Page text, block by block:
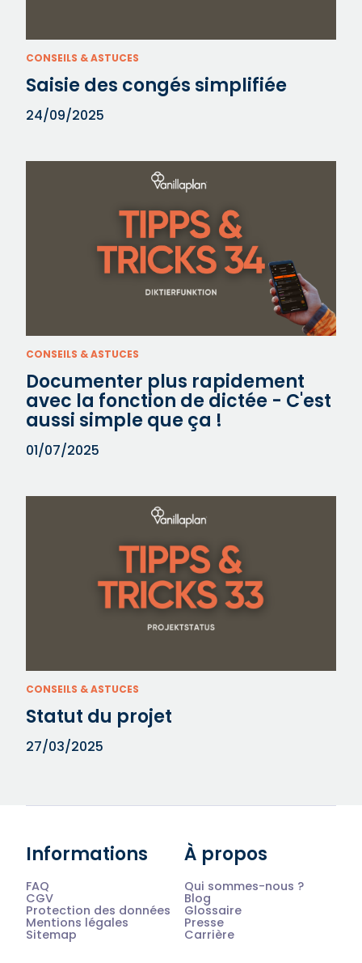
CONSEILS & ASTUCES
Saisie des congés simplifiée
24/09/2025
CONSEILS & ASTUCES
Documenter plus rapidement
avec la fonction de dictée - C'est
aussi simple que ça !
01/07/2025
CONSEILS & ASTUCES
Statut du projet
27/03/2025
Informations
FAQ
CGV
Protection des données
Mentions légales
Sitemap
À propos
Qui sommes-nous ?
Blog
Glossaire
Presse
Carrière